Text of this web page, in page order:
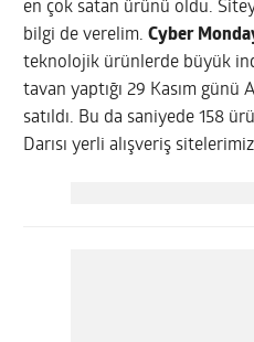
en çok satan ürünü oldu.
bilgi de verelim.Cyber
teknolojik ürünlerde büyük
tavan yaptığı 29 Kasım günü
satıldı. Bu da saniyede 158
Darısı yerli alışveriş